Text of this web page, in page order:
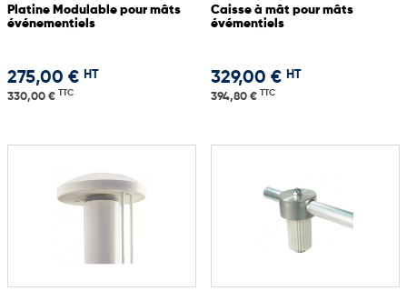
Platine Modulable pour mâts
événementiels
275,00 € HT
330,00 € TTC
Caisse à mât pour mâts
évémentiels
329,00 € HT
394,80 € TTC